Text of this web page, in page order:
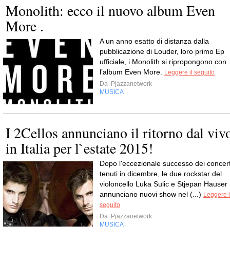
Monolith: ecco il nuovo album Even
More .
A un anno esatto di distanza dalla
pubblicazione di Louder, loro primo Ep
ufficiale, i Monolith si ripropongono con
l’album Even More.
Leggere il seguito
Da Pjazzanetwork
MUSICA
I 2Cellos annunciano il ritorno dal
in Italia per l`estate 2015!
Dopo l'eccezionale successo dei
tenuti in dicembre, le due rockstar del
violoncello Luka Sulic e Stjepan Hauser
annunciano nuovi show nel (...) Leggere
seguito
Da Pjazzanetwork
MUSICA